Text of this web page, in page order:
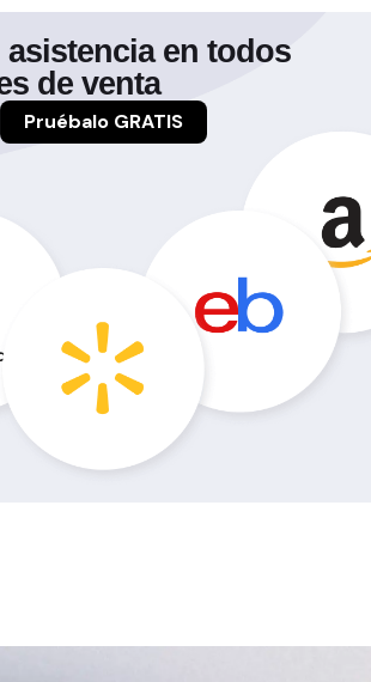
en todos
de venta
Pruébalo GRATIS